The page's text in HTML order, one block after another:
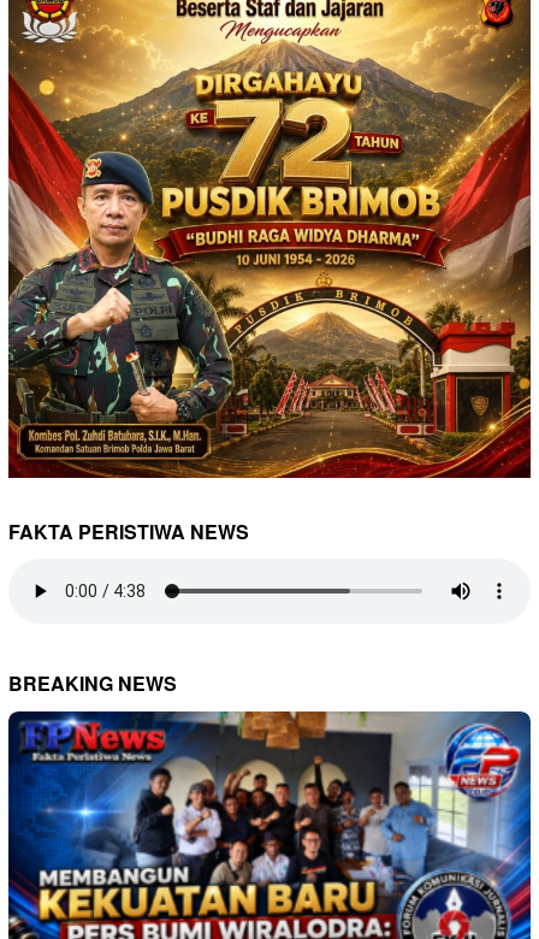
FAKTA PERISTIWA NEWS
BREAKING NEWS